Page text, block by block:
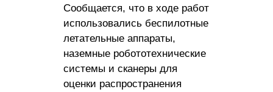
Сообщается, что в ходе работ
использовались беспилотные
летательные аппараты,
наземные робототехнические
системы и сканеры для
оценки распространения